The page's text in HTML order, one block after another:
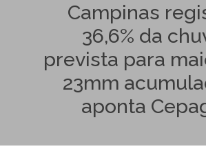
Campinas
36,6% da
prevista para
23mm
aponta